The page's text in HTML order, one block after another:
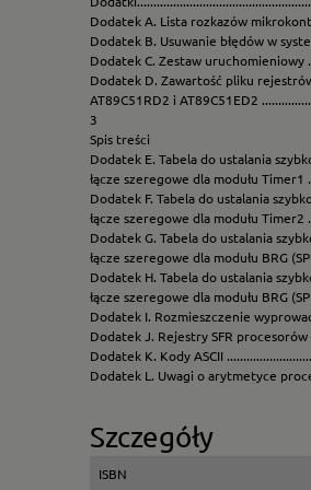
Dodatek A. Lista rozkazów
Dodatek B. Usuwanie błędów w
Dodatek C. Zestaw uruchomieniowy
Dodatek D. Zawartość pliku
AT89C51RD2 i AT89C51ED2
3
Spis treści
Dodatek E. Tabela do ustalania
łącze szeregowe dla modułu Timer1
Dodatek F. Tabela do ustalania
łącze szeregowe dla modułu Timer2
Dodatek G. Tabela do ustalania
łącze szeregowe dla modułu BRG
Dodatek H. Tabela do ustalania
łącze szeregowe dla modułu BRG
Dodatek I. Rozmieszczenie
Dodatek J. Rejestry SFR procesorów
Dodatek K. Kody ASCII
Dodatek L. Uwagi o arytmetyce
Szczegóły
ISBN